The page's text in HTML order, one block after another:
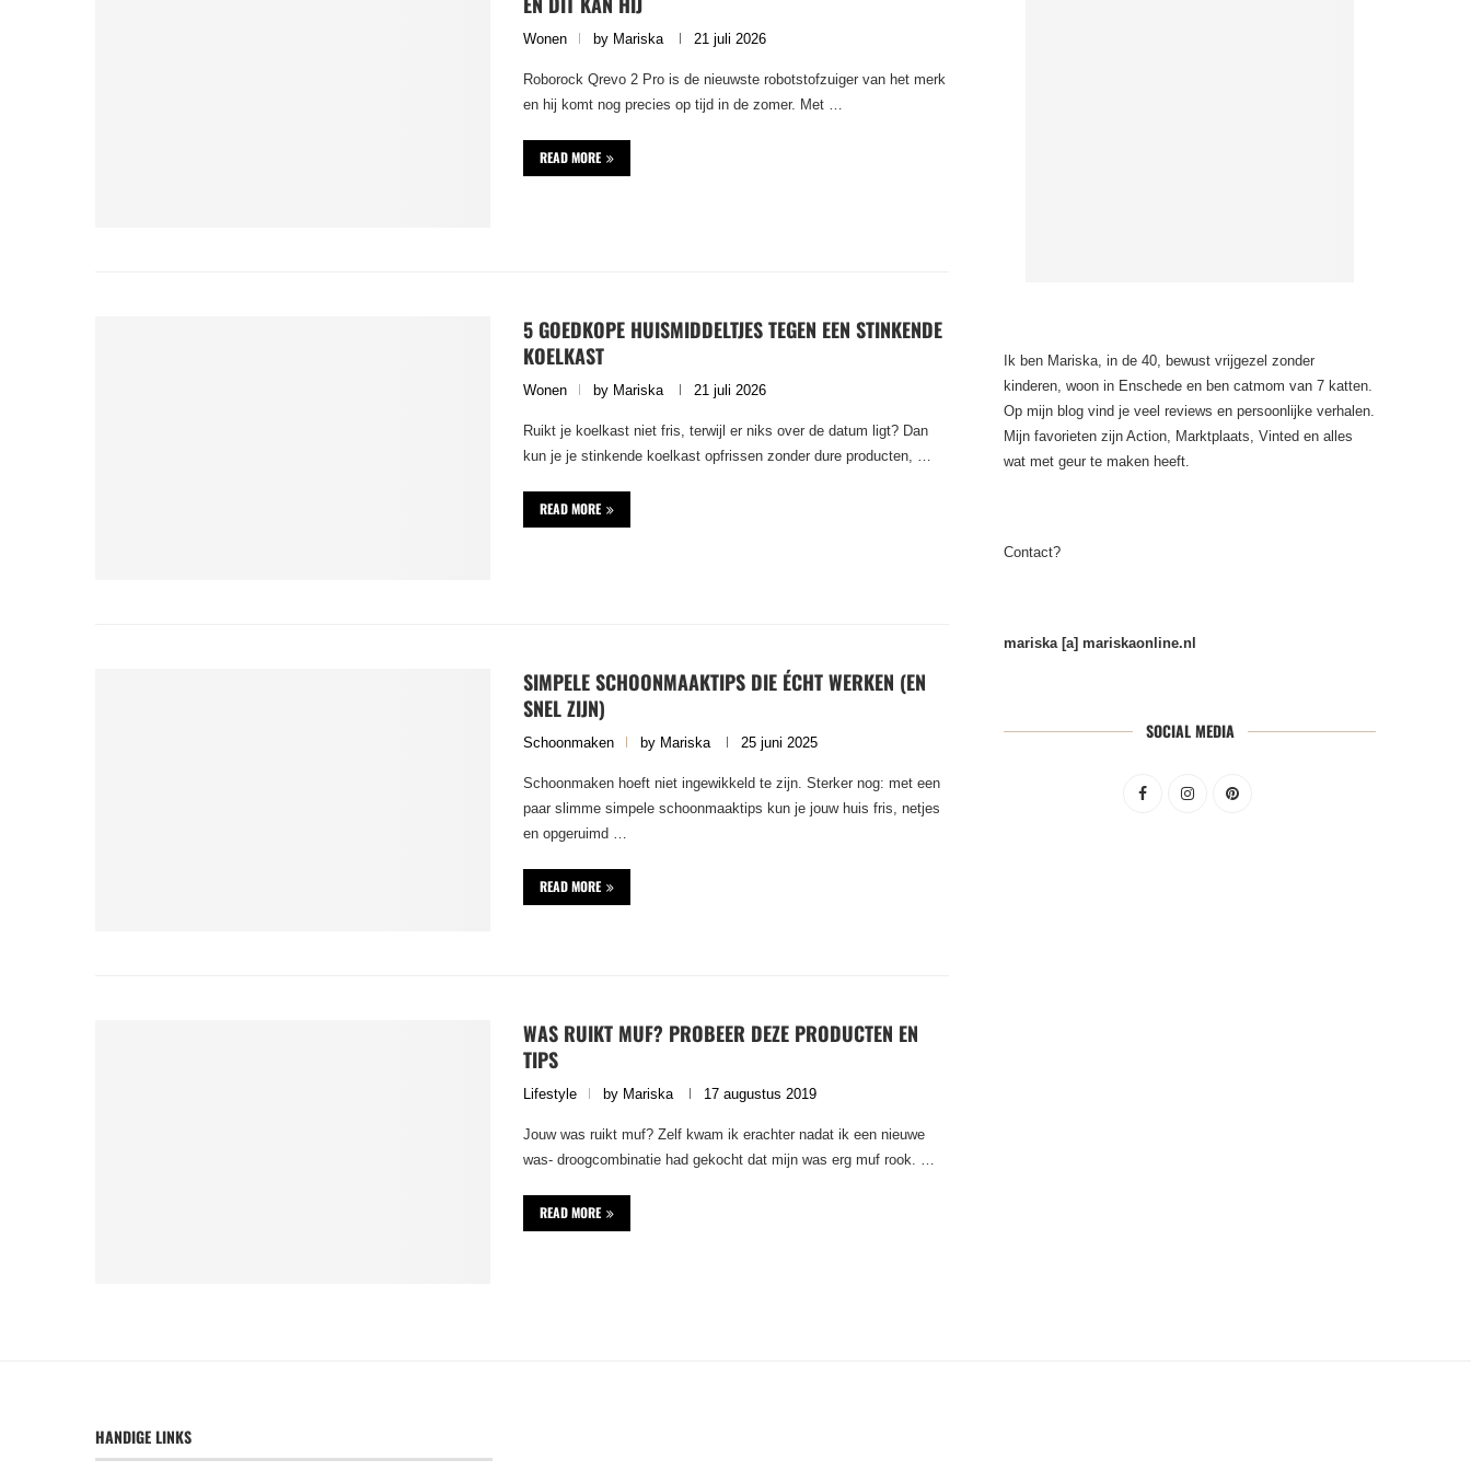
Wonen by Mariska 21 juli 2026
Roborock Qrevo 2 Pro is de nieuwste robotstofzuiger van het merk
en hij komt nog precies op tijd in de zomer. Met …
READ MORE
5 GOEDKOPE HUISMIDDELTJES TEGEN EEN STINKENDE
KOELKAST
Wonen by Mariska 21 juli 2026
Ruikt je koelkast niet fris, terwijl er niks over de datum ligt? Dan
kun je je stinkende koelkast opfrissen zonder dure producten, …
READ MORE
SIMPELE SCHOONMAAKTIPS DIE ÉCHT WERKEN (EN
SNEL ZIJN)
Schoonmaken by Mariska 25 juni 2025
Schoonmaken hoeft niet ingewikkeld te zijn. Sterker nog: met een
paar slimme simpele schoonmaaktips kun je jouw huis fris, netjes
en opgeruimd …
READ MORE
WAS RUIKT MUF? PROBEER DEZE PRODUCTEN EN
TIPS
Lifestyle by Mariska 17 augustus 2019
Jouw was ruikt muf? Zelf kwam ik erachter nadat ik een nieuwe
was- droogcombinatie had gekocht dat mijn was erg muf rook. …
READ MORE
Ik ben Mariska, in de 40, bewust vrijgezel zonder
kinderen, woon in Enschede en ben catmom van 7 katten.
Op mijn blog vind je veel reviews en persoonlijke verhalen.
Mijn favorieten zijn Action, Marktplaats, Vinted en alles
wat met geur te maken heeft.
Contact?
mariska [a] mariskaonline.nl
SOCIAL MEDIA
HANDIGE LINKS